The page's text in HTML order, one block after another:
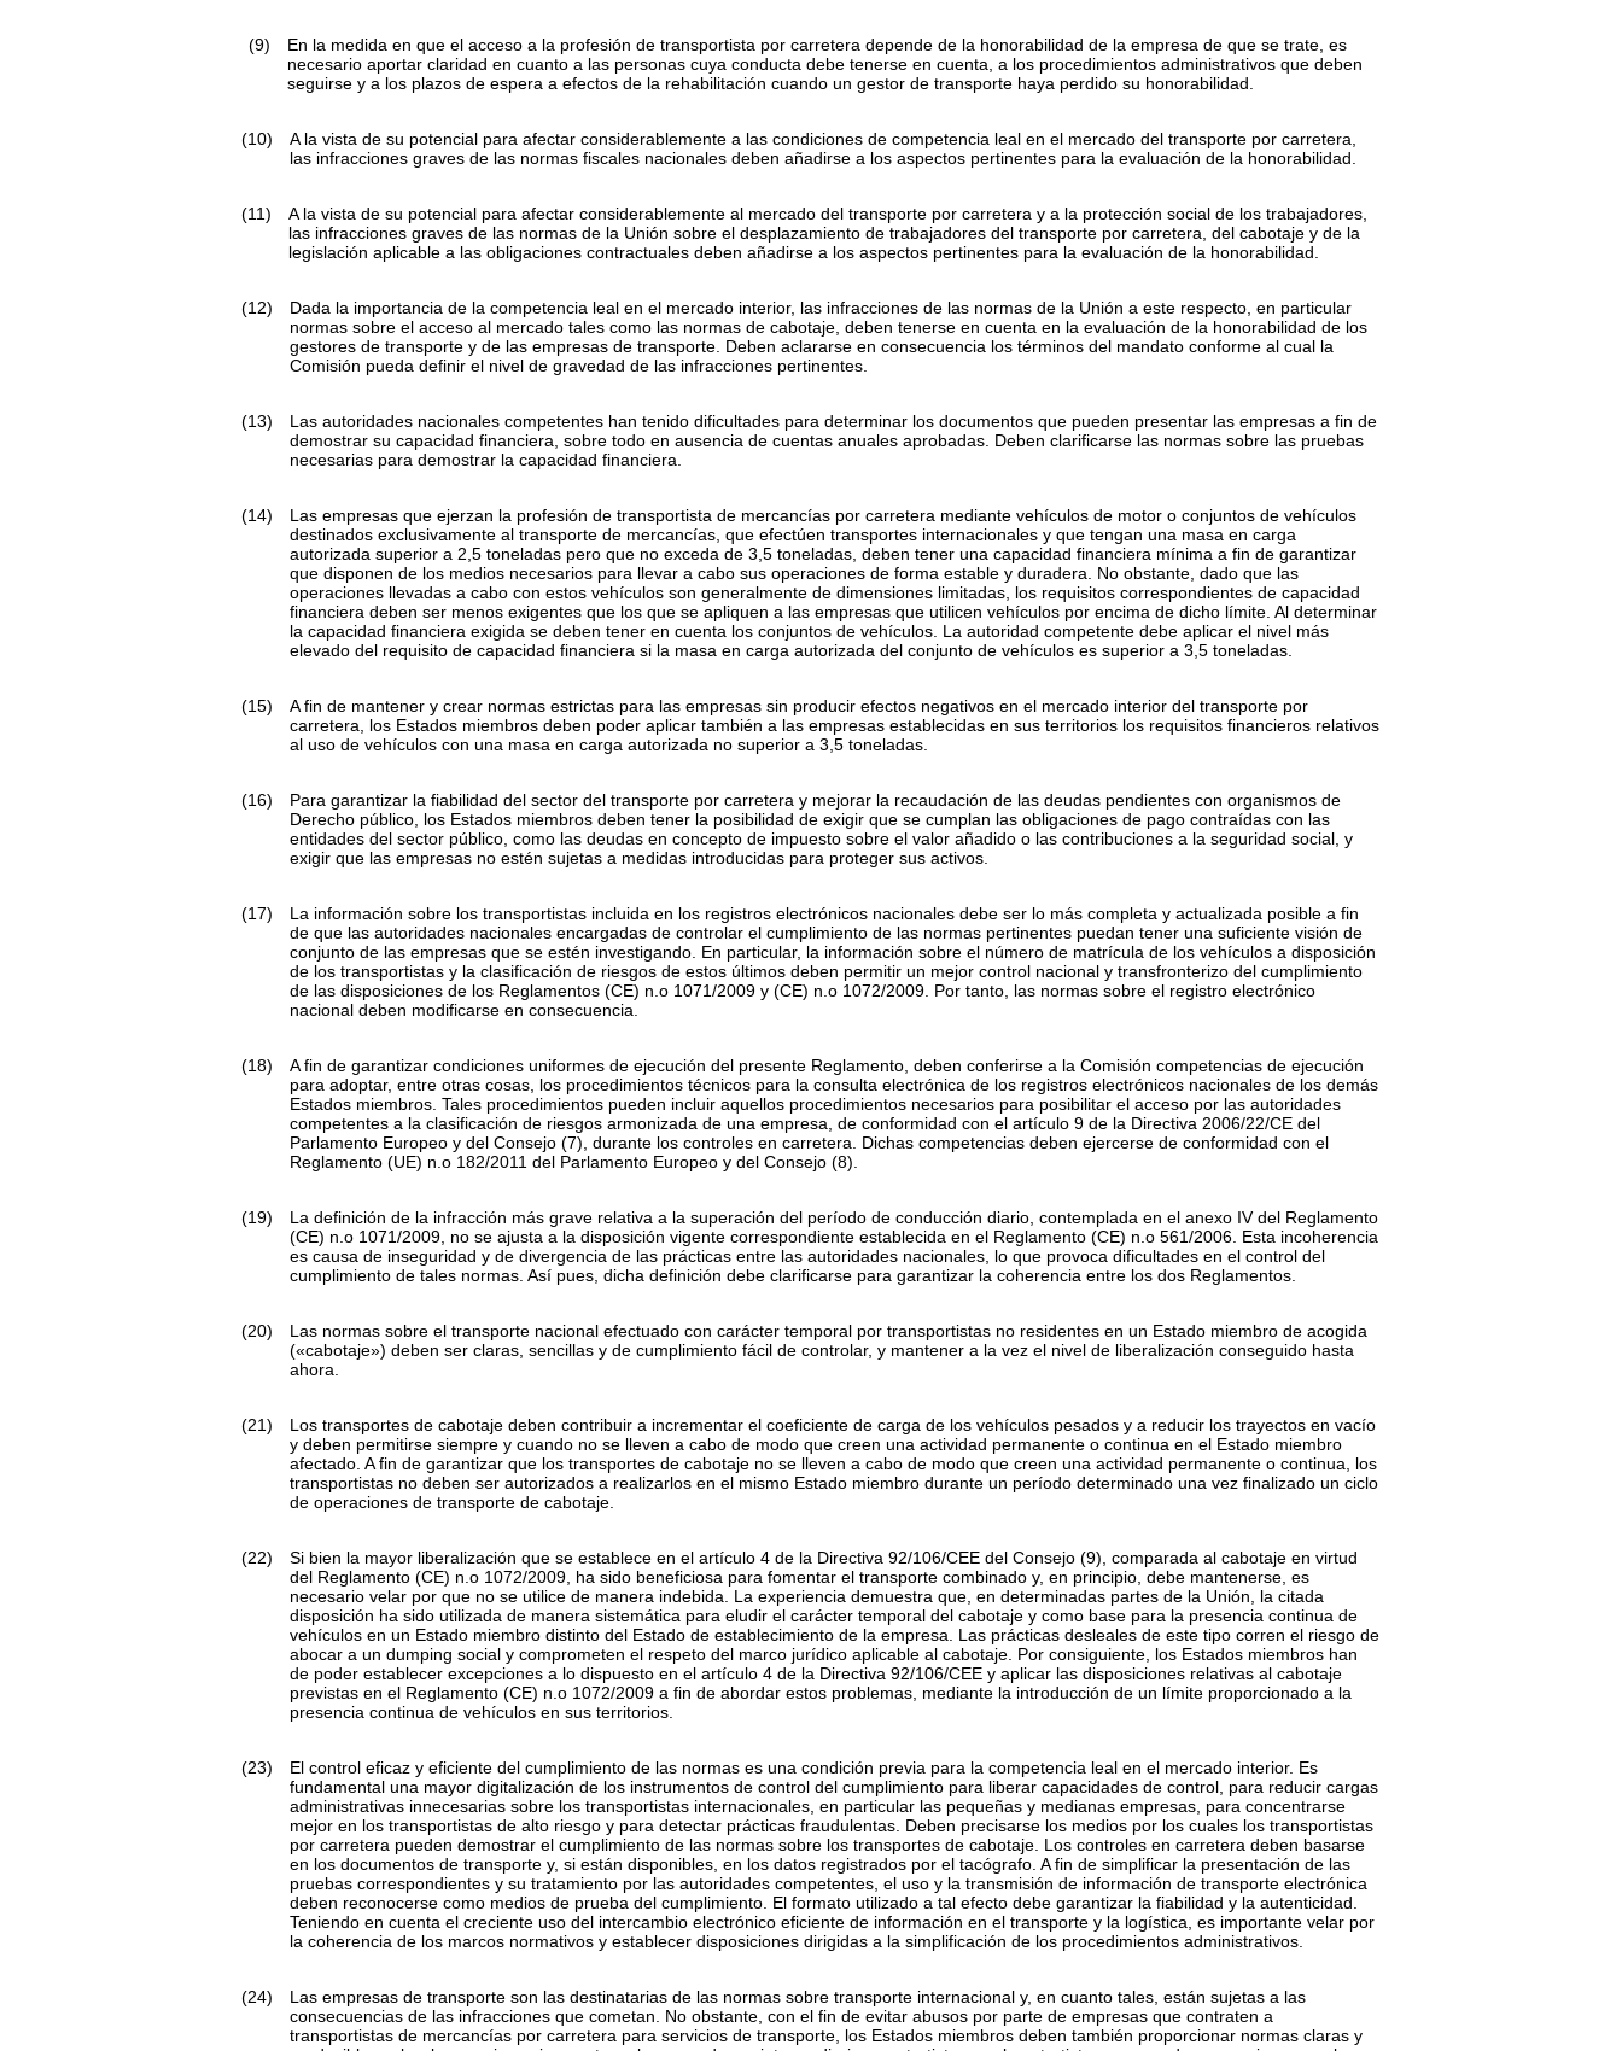
(9)
En la medida en que el acceso a la profesión de transportista por carretera depende de la honorabilidad de la empresa de que se trate, es
necesario aportar claridad en cuanto a las personas cuya conducta debe tenerse en cuenta, a los procedimientos administrativos que deben
seguirse y a los plazos de espera a efectos de la rehabilitación cuando un gestor de transporte haya perdido su honorabilidad.
(10)
A la vista de su potencial para afectar considerablemente a las condiciones de competencia leal en el mercado del transporte por carretera,
las infracciones graves de las normas fiscales nacionales deben añadirse a los aspectos pertinentes para la evaluación de la honorabilidad.
(11)
A la vista de su potencial para afectar considerablemente al mercado del transporte por carretera y a la protección social de los trabajadores,
las infracciones graves de las normas de la Unión sobre el desplazamiento de trabajadores del transporte por carretera, del cabotaje y de la
legislación aplicable a las obligaciones contractuales deben añadirse a los aspectos pertinentes para la evaluación de la honorabilidad.
(12)
Dada la importancia de la competencia leal en el mercado interior, las infracciones de las normas de la Unión a este respecto, en particular
normas sobre el acceso al mercado tales como las normas de cabotaje, deben tenerse en cuenta en la evaluación de la honorabilidad de los
gestores de transporte y de las empresas de transporte. Deben aclararse en consecuencia los términos del mandato conforme al cual la
Comisión pueda definir el nivel de gravedad de las infracciones pertinentes.
(13)
Las autoridades nacionales competentes han tenido dificultades para determinar los documentos que pueden presentar las empresas a fin de
demostrar su capacidad financiera, sobre todo en ausencia de cuentas anuales aprobadas. Deben clarificarse las normas sobre las pruebas
necesarias para demostrar la capacidad financiera.
(14)
Las empresas que ejerzan la profesión de transportista de mercancías por carretera mediante vehículos de motor o conjuntos de vehículos
destinados exclusivamente al transporte de mercancías, que efectúen transportes internacionales y que tengan una masa en carga
autorizada superior a 2,5 toneladas pero que no exceda de 3,5 toneladas, deben tener una capacidad financiera mínima a fin de garantizar
que disponen de los medios necesarios para llevar a cabo sus operaciones de forma estable y duradera. No obstante, dado que las
operaciones llevadas a cabo con estos vehículos son generalmente de dimensiones limitadas, los requisitos correspondientes de capacidad
financiera deben ser menos exigentes que los que se apliquen a las empresas que utilicen vehículos por encima de dicho límite. Al determinar
la capacidad financiera exigida se deben tener en cuenta los conjuntos de vehículos. La autoridad competente debe aplicar el nivel más
elevado del requisito de capacidad financiera si la masa en carga autorizada del conjunto de vehículos es superior a 3,5 toneladas.
(15)
A fin de mantener y crear normas estrictas para las empresas sin producir efectos negativos en el mercado interior del transporte por
carretera, los Estados miembros deben poder aplicar también a las empresas establecidas en sus territorios los requisitos financieros relativos
al uso de vehículos con una masa en carga autorizada no superior a 3,5 toneladas.
(16)
Para garantizar la fiabilidad del sector del transporte por carretera y mejorar la recaudación de las deudas pendientes con organismos de
Derecho público, los Estados miembros deben tener la posibilidad de exigir que se cumplan las obligaciones de pago contraídas con las
entidades del sector público, como las deudas en concepto de impuesto sobre el valor añadido o las contribuciones a la seguridad social, y
exigir que las empresas no estén sujetas a medidas introducidas para proteger sus activos.
(17)
La información sobre los transportistas incluida en los registros electrónicos nacionales debe ser lo más completa y actualizada posible a fin
de que las autoridades nacionales encargadas de controlar el cumplimiento de las normas pertinentes puedan tener una suficiente visión de
conjunto de las empresas que se estén investigando. En particular, la información sobre el número de matrícula de los vehículos a disposición
de los transportistas y la clasificación de riesgos de estos últimos deben permitir un mejor control nacional y transfronterizo del cumplimiento
de las disposiciones de los Reglamentos (CE) n.o 1071/2009 y (CE) n.o 1072/2009. Por tanto, las normas sobre el registro electrónico
nacional deben modificarse en consecuencia.
(18)
A fin de garantizar condiciones uniformes de ejecución del presente Reglamento, deben conferirse a la Comisión competencias de ejecución
para adoptar, entre otras cosas, los procedimientos técnicos para la consulta electrónica de los registros electrónicos nacionales de los demás
Estados miembros. Tales procedimientos pueden incluir aquellos procedimientos necesarios para posibilitar el acceso por las autoridades
competentes a la clasificación de riesgos armonizada de una empresa, de conformidad con el artículo 9 de la Directiva 2006/22/CE del
Parlamento Europeo y del Consejo(7) , durante los controles en carretera. Dichas competencias deben ejercerse de conformidad con el
Reglamento (UE) n.o 182/2011 del Parlamento Europeo y del Consejo(8)
(19)
La definición de la infracción más grave relativa a la superación del período de conducción diario, contemplada en el anexo IV del Reglamento
(CE) n.o 1071/2009, no se ajusta a la disposición vigente correspondiente establecida en el Reglamento (CE) n.o 561/2006. Esta incoherencia
es causa de inseguridad y de divergencia de las prácticas entre las autoridades nacionales, lo que provoca dificultades en el control del
cumplimiento de tales normas. Así pues, dicha definición debe clarificarse para garantizar la coherencia entre los dos Reglamentos.
(20)
Las normas sobre el transporte nacional efectuado con carácter temporal por transportistas no residentes en un Estado miembro de acogida
(«cabotaje») deben ser claras, sencillas y de cumplimiento fácil de controlar, y mantener a la vez el nivel de liberalización conseguido hasta
ahora.
(21)
Los transportes de cabotaje deben contribuir a incrementar el coeficiente de carga de los vehículos pesados y a reducir los trayectos en vacío
y deben permitirse siempre y cuando no se lleven a cabo de modo que creen una actividad permanente o continua en el Estado miembro
afectado. A fin de garantizar que los transportes de cabotaje no se lleven a cabo de modo que creen una actividad permanente o continua, los
transportistas no deben ser autorizados a realizarlos en el mismo Estado miembro durante un período determinado una vez finalizado un ciclo
de operaciones de transporte de cabotaje.
(22) Si bien la mayor liberalización que se establece en el artículo 4 de la Directiva 92/106/CEE del Consejo(9) , comparada al cabotaje en virtud
del Reglamento (CE) n.o 1072/2009, ha sido beneficiosa para fomentar el transporte combinado y, en principio, debe mantenerse, es
necesario velar por que no se utilice de manera indebida. La experiencia demuestra que, en determinadas partes de la Unión, la citada
disposición ha sido utilizada de manera sistemática para eludir el carácter temporal del cabotaje y como base para la presencia continua de
vehículos en un Estado miembro distinto del Estado de establecimiento de la empresa. Las prácticas desleales de este tipo corren el riesgo de
abocar a undumping social y comprometen el respeto del marco jurídico aplicable al cabotaje. Por consiguiente, los Estados miembros han
de poder establecer excepciones a lo dispuesto en el artículo 4 de la Directiva 92/106/CEE y aplicar las disposiciones relativas al cabotaje
previstas en el Reglamento (CE) n.o 1072/2009 a fin de abordar estos problemas, mediante la introducción de un límite proporcionado a la
presencia continua de vehículos en sus territorios.
(23)
El control eficaz y eficiente del cumplimiento de las normas es una condición previa para la competencia leal en el mercado interior. Es
fundamental una mayor digitalización de los instrumentos de control del cumplimiento para liberar capacidades de control, para reducir cargas
administrativas innecesarias sobre los transportistas internacionales, en particular las pequeñas y medianas empresas, para concentrarse
mejor en los transportistas de alto riesgo y para detectar prácticas fraudulentas. Deben precisarse los medios por los cuales los transportistas
por carretera pueden demostrar el cumplimiento de las normas sobre los transportes de cabotaje. Los controles en carretera deben basarse
en los documentos de transporte y, si están disponibles, en los datos registrados por el tacógrafo. A fin de simplificar la presentación de las
pruebas correspondientes y su tratamiento por las autoridades competentes, el uso y la transmisión de información de transporte electrónica
deben reconocerse como medios de prueba del cumplimiento. El formato utilizado a tal efecto debe garantizar la fiabilidad y la autenticidad.
Teniendo en cuenta el creciente uso del intercambio electrónico eficiente de información en el transporte y la logística, es importante velar por
la coherencia de los marcos normativos y establecer disposiciones dirigidas a la simplificación de los procedimientos administrativos.
(24)
Las empresas de transporte son las destinatarias de las normas sobre transporte internacional y, en cuanto tales, están sujetas a las
consecuencias de las infracciones que cometan. No obstante, con el fin de evitar abusos por parte de empresas que contraten a
transportistas de mercancías por carretera para servicios de transporte, los Estados miembros deben también proporcionar normas claras y